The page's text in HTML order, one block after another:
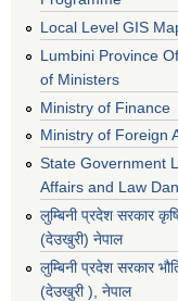
Local Level GIS
Lumbini Province
of Ministers
Ministry of Finance
Ministry of Foreign
State Government
Affairs and Law
लुम्बिनी प्रदेश सरकार
(देउखुरी) नेपाल
लुम्बिनी प्रदेश सरकार
(देउखुरी ), नेपाल